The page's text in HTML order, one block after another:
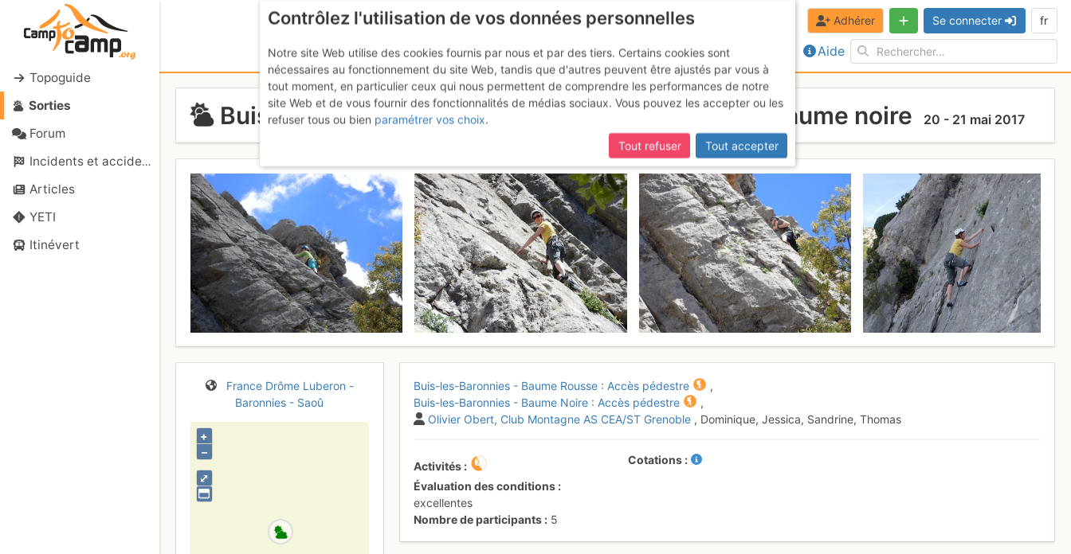
Topoguide
Sorties
Forum
Incidents et accidents
Articles
YETI
Itinévert
Aide
Adhérer Se connecter fr
Buis les Baronnire: grimpe à Beaume rousse et beaume noire 20 - 21 mai 2017
France Drôme Luberon -
Baronnies - Saoû
⤢
+
–
Buis-les-Baronnies - Baume Rousse : Accès pédestre
,
Buis-les-Baronnies - Baume Noire : Accès pédestre
,
Olivier Obert Club Montagne AS CEA/ST Grenoble , Dominique, Jessica, Sandrine, Thomas
Activités
Évaluation des conditions
excellentes
Nombre de participants
5
Cotations
Contrôlez l'utilisation de vos données personnelles
Notre site Web utilise des cookies fournis par nous et par des tiers. Certains cookies sont
nécessaires au fonctionnement du site Web, tandis que d'autres peuvent être ajustés par vous à
tout moment, en particulier ceux qui nous permettent de comprendre les performances de notre
site Web et de vous fournir des fonctionnalités de médias sociaux. Vous pouvez les accepter ou les
refuser tous ou bien paramétrer vos choix.
Tout refuser
Tout accepter